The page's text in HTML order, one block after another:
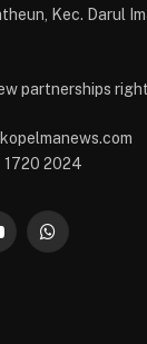
Kec. Darul
partnerships
1720 2024
WhatsApp